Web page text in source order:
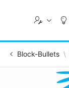
Block-Bullets